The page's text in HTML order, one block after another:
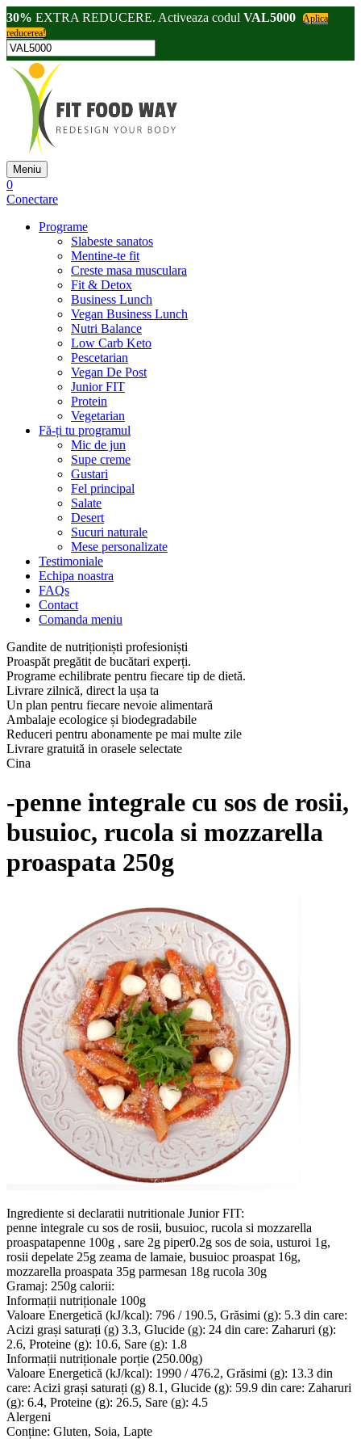
30% EXTRA REDUCERE. Activeaza codul VAL5000
Aplica
reducerea!
Meniu
0
Conectare
Programe
Slabeste sanatos
Mentine-te fit
Creste masa musculara
Fit & Detox
Business Lunch
Vegan Business Lunch
Nutri Balance
Low Carb Keto
Pescetarian
Vegan De Post
Junior FIT
Protein
Vegetarian
Fă-ți tu programul
Mic de jun
Supe creme
Gustari
Fel principal
Salate
Desert
Sucuri naturale
Mese personalizate
Testimoniale
Echipa noastra
FAQs
Contact
Comanda meniu
Gandite de nutriționiști profesioniști
Proaspăt pregătit de bucătari experți.
Programe echilibrate pentru fiecare tip de dietă.
Livrare zilnică, direct la ușa ta
Un plan pentru fiecare nevoie alimentară
Ambalaje ecologice și biodegradabile
Reduceri pentru abonamente pe mai multe zile
Livrare gratuită in orasele selectate
Cina
-penne integrale cu sos de rosii,
busuioc, rucola si mozzarella
proaspata 250g
Ingrediente si declaratii nutritionale Junior FIT:
penne integrale cu sos de rosii, busuioc, rucola si mozzarella
proaspatapenne 100g , sare 2g piper0.2g sos de soia, usturoi 1g,
rosii depelate 25g zeama de lamaie, busuioc proaspat 16g,
mozzarella proaspata 35g parmesan 18g rucola 30g
Gramaj: 250g calorii:
Informații nutriționale 100g
Valoare Energetică (kJ/kcal): 796 / 190.5, Grăsimi (g): 5.3 din care:
Acizi grași saturați (g) 3.3, Glucide (g): 24 din care: Zaharuri (g):
2.6, Proteine (g): 10.6, Sare (g): 1.8
Informații nutriționale porție (250.00g)
Valoare Energetică (kJ/kcal): 1990 / 476.2, Grăsimi (g): 13.3 din
care: Acizi grași saturați (g) 8.1, Glucide (g): 59.9 din care: Zaharuri
(g): 6.4, Proteine (g): 26.5, Sare (g): 4.5
Alergeni
Conține: Gluten, Soia, Lapte